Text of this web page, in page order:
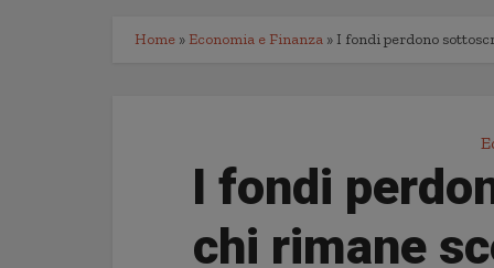
Home » Economia e Finanza » I fondi perdono
I fondi
chi rimane